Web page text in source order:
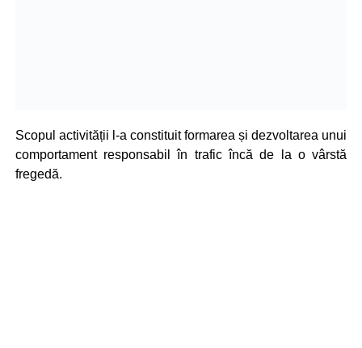
Scopul activității l-a constituit formarea și dezvoltarea unui
comportament responsabil în trafic încă de la o vârstă
fregedă.